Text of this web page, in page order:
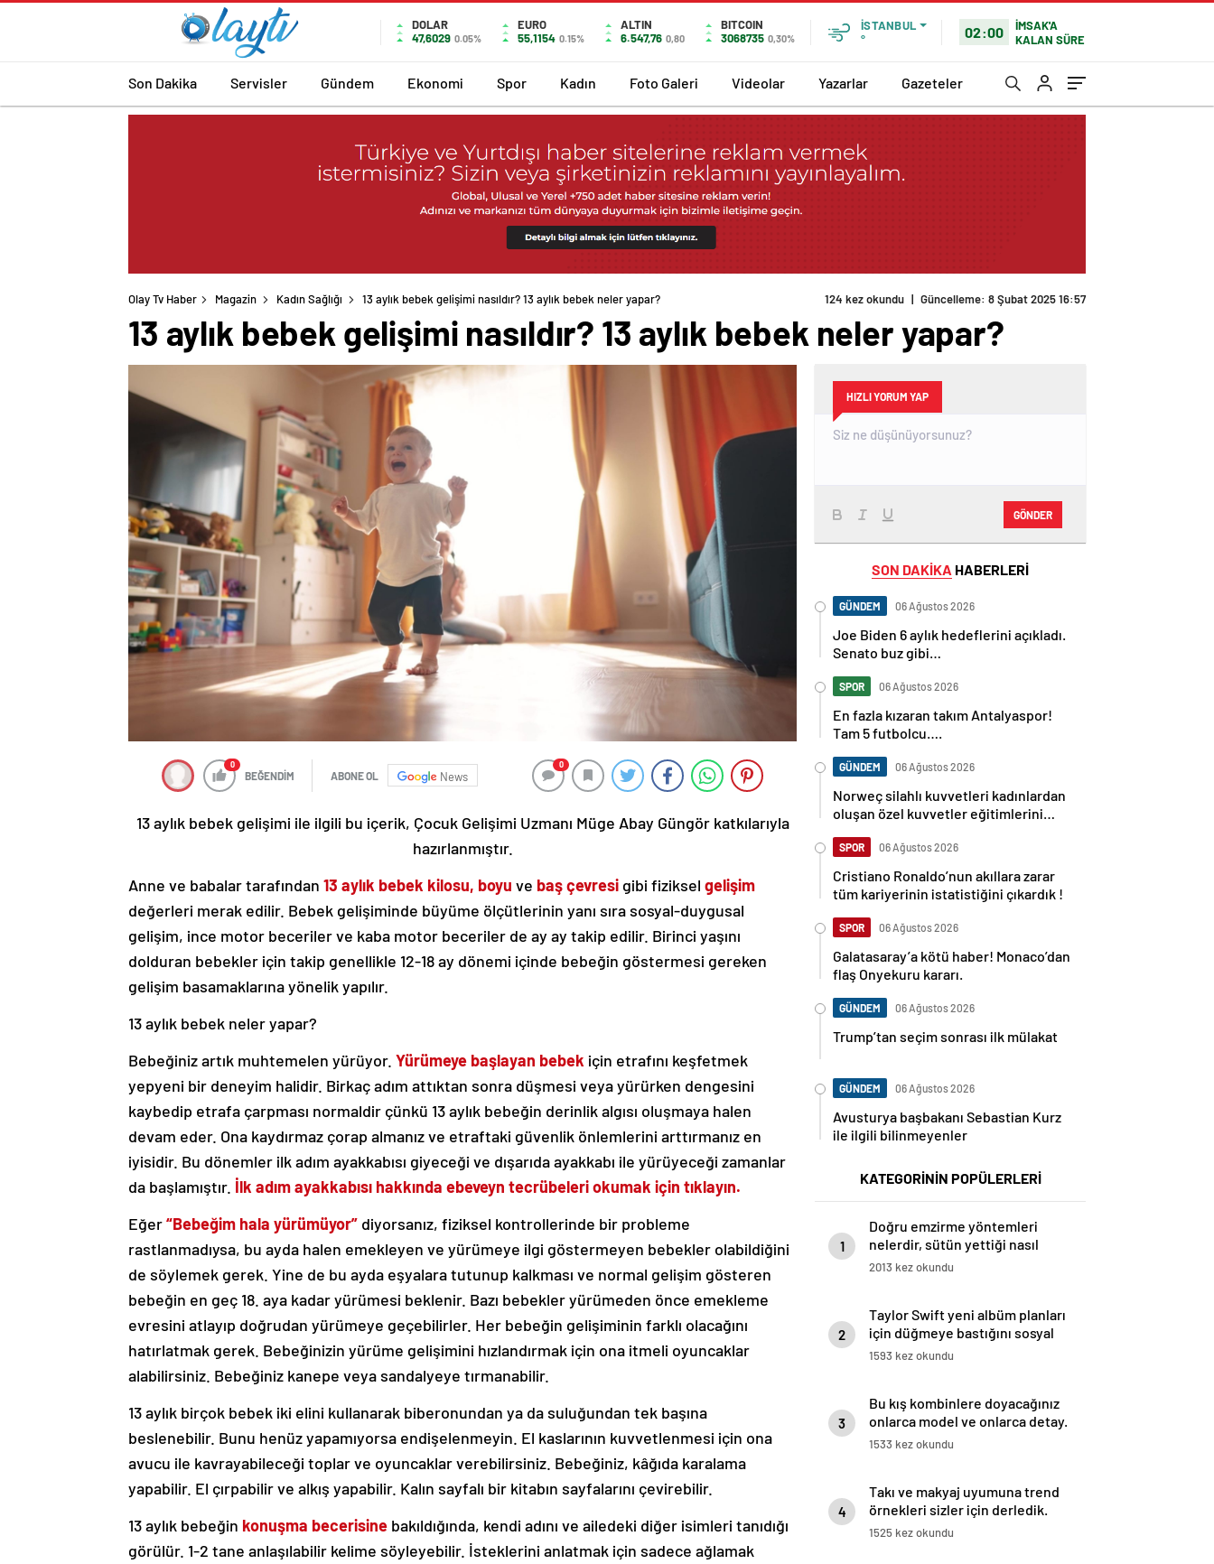
DOLAR
47,6029 0.05%
EURO
55,1154 0.15%
ALTIN
6.547,76 0,80
BITCOIN
3068735 0,30%
İSTANBUL
°
02:00
İMSAK'A
KALAN SÜRE
Son Dakika Servisler Gündem Ekonomi Spor Kadın Foto Galeri Videolar Yazarlar Gazeteler
Olay Tv Haber Magazin Kadın Sağlığı 13 aylık bebek gelişimi nasıldır? 13 aylık bebek neler yapar?
13 aylık bebek gelişimi nasıldır? 13 aylık bebek neler yapar?
0
BEĞENDİM ABONE OL News
0
13 aylık bebek gelişimi ile ilgili bu içerik, Çocuk Gelişimi Uzmanı Müge Abay Güngör katkılarıyla
hazırlanmıştır.
Anne ve babalar tarafından 13 aylık bebek kilosu, boyu ve baş çevresi gibi fiziksel gelişim
değerleri merak edilir. Bebek gelişiminde büyüme ölçütlerinin yanı sıra sosyal-duygusal
gelişim, ince motor beceriler ve kaba motor beceriler de ay ay takip edilir. Birinci yaşını
dolduran bebekler için takip genellikle 12-18 ay dönemi içinde bebeğin göstermesi gereken
gelişim basamaklarına yönelik yapılır.
13 aylık bebek neler yapar?
Bebeğiniz artık muhtemelen yürüyor. Yürümeye başlayan bebek için etrafını keşfetmek
yepyeni bir deneyim halidir. Birkaç adım attıktan sonra düşmesi veya yürürken dengesini
kaybedip etrafa çarpması normaldir çünkü 13 aylık bebeğin derinlik algısı oluşmaya halen
devam eder. Ona kaydırmaz çorap almanız ve etraftaki güvenlik önlemlerini arttırmanız en
iyisidir. Bu dönemler ilk adım ayakkabısı giyeceği ve dışarıda ayakkabı ile yürüyeceği zamanlar
da başlamıştır. İlk adım ayakkabısı hakkında ebeveyn tecrübeleri okumak için tıklayın.
Eğer“Bebeğim hala yürümüyor” diyorsanız, fiziksel kontrollerinde bir probleme
rastlanmadıysa, bu ayda halen emekleyen ve yürümeye ilgi göstermeyen bebekler olabildiğini
de söylemek gerek. Yine de bu ayda eşyalara tutunup kalkması ve normal gelişim gösteren
bebeğin en geç 18. aya kadar yürümesi beklenir. Bazı bebekler yürümeden önce emekleme
evresini atlayıp doğrudan yürümeye geçebilirler. Her bebeğin gelişiminin farklı olacağını
hatırlatmak gerek. Bebeğinizin yürüme gelişimini hızlandırmak için ona itmeli oyuncaklar
alabilirsiniz. Bebeğiniz kanepe veya sandalyeye tırmanabilir.
13 aylık birçok bebek iki elini kullanarak biberonundan ya da suluğundan tek başına
beslenebilir. Bunu henüz yapamıyorsa endişelenmeyin. El kaslarının kuvvetlenmesi için ona
avucu ile kavrayabileceği toplar ve oyuncaklar verebilirsiniz. Bebeğiniz, kâğıda karalama
yapabilir. El çırpabilir ve alkış yapabilir. Kalın sayfalı bir kitabın sayfalarını çevirebilir.
13 aylık bebeğin konuşma becerisine bakıldığında, kendi adını ve ailedeki diğer isimleri tanıdığı
görülür. 1-2 tane anlaşılabilir kelime söyleyebilir. İsteklerini anlatmak için sadece ağlamak
HIZLI YORUM YAP
GÖNDER
SON DAKİKA HABERLERİ
GÜNDEM 06 Ağustos 2026
Joe Biden 6 aylık hedeflerini açıkladı.
Senato buz gibi…
SPOR 06 Ağustos 2026
En fazla kızaran takım Antalyaspor!
Tam 5 futbolcu….
GÜNDEM 06 Ağustos 2026
Norweç silahlı kuvvetleri kadınlardan
oluşan özel kuvvetler eğitimlerini
SPOR 06 Ağustos 2026
Cristiano Ronaldo’nun akıllara zarar
tüm kariyerinin istatistiğini çıkardık !
SPOR 06 Ağustos 2026
Galatasaray’a kötü haber! Monaco’dan
flaş Onyekuru kararı.
GÜNDEM 06 Ağustos 2026
Trump’tan seçim sonrası ilk mülakat
GÜNDEM 06 Ağustos 2026
Avusturya başbakanı Sebastian Kurz
ile ilgili bilinmeyenler
KATEGORİNİN POPÜLERLERİ
1
Doğru emzirme yöntemleri
nelerdir, sütün yettiği nasıl
anlaşılır?
2013 kez okundu
2
Taylor Swift yeni albüm planları
için düğmeye bastığını sosyal
medyadan duyurdu!
1593 kez okundu
3
Bu kış kombinlere doyacağınız
onlarca model ve onlarca detay.
1533 kez okundu
4
Takı ve makyaj uyumuna trend
örnekleri sizler için derledik.
1525 kez okundu